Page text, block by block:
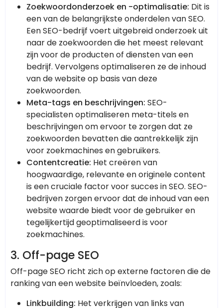
Zoekwoordonderzoek en -optimalisatie: Dit is
een van de belangrijkste onderdelen van SEO.
Een SEO-bedrijf voert uitgebreid onderzoek uit
naar de zoekwoorden die het meest relevant
zijn voor de producten of diensten van een
bedrijf. Vervolgens optimaliseren ze de inhoud
van de website op basis van deze
zoekwoorden.
Meta-tags en beschrijvingen: SEO-
specialisten optimaliseren meta-titels en
beschrijvingen om ervoor te zorgen dat ze
zoekwoorden bevatten die aantrekkelijk zijn
voor zoekmachines en gebruikers.
Contentcreatie: Het creëren van
hoogwaardige, relevante en originele content
is een cruciale factor voor succes in SEO. SEO-
bedrijven zorgen ervoor dat de inhoud van een
website waarde biedt voor de gebruiker en
tegelijkertijd geoptimaliseerd is voor
zoekmachines.
3. Off-page SEO
Off-page SEO richt zich op externe factoren die de
ranking van een website beïnvloeden, zoals:
Linkbuilding: Het verkrijgen van links van